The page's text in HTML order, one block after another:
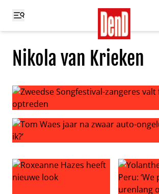
Nikola van Krieken
Zweedse Songfestival-zangeres valt